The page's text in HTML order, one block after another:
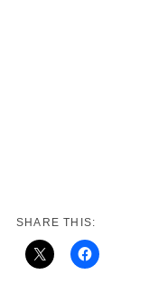
SHARE THIS: